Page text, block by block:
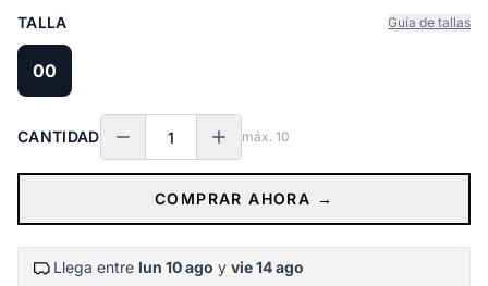
TALLA Guía de tallas
00
CANTIDAD máx. 10
COMPRAR AHORA →
Llega entre lun 10 ago y vie 14 ago